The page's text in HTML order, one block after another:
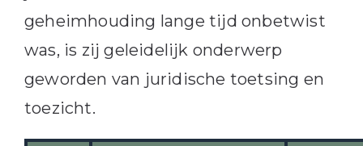
geheimhouding lange tijd onbetwist
was, is zij geleidelijk onderwerp
geworden van juridische toetsing en
toezicht.